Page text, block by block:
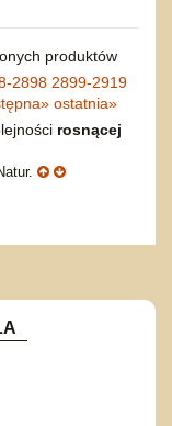
produktów
2898 2899-2919
» ostatnia»
rosnącej